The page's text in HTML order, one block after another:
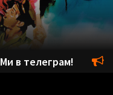
Ми в телеграм!